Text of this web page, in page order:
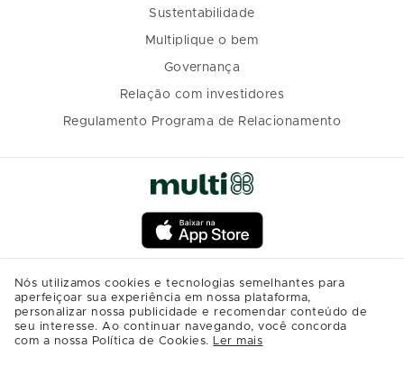
Sustentabilidade
Multiplique o bem
Governança
Relação com investidores
Regulamento Programa de Relacionamento
Nós utilizamos cookies e tecnologias semelhantes para
aperfeiçoar sua experiência em nossa plataforma,
personalizar nossa publicidade e recomendar conteúdo de
seu interesse. Ao continuar navegando, você concorda
com a nossa Política de Cookies. Ler mais